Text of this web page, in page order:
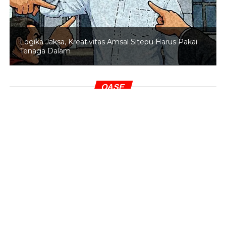
Logika Jaksa, Kreativitas Amsal Sitepu Harus Pakai
Tenaga Dalam
OASE